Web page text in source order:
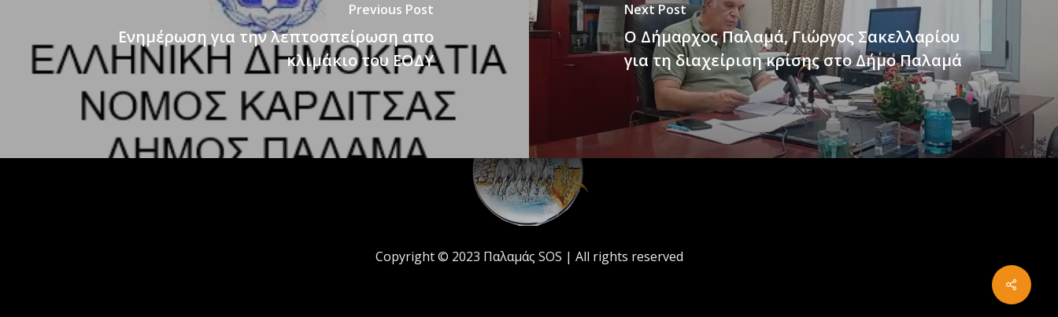
Previous Post
Eνημέρωση για την λεπτοσπείρωση απο
κλιμάκιο του ΕΟΔΥ
Next Post
Ο Δήμαρχος Παλαμά, Γιώργος Σακελλαρίου
για τη διαχείριση κρίσης στο Δήμο Παλαμά
Share
Copyright © 2023 Παλαμάς SOS | All rights reserved